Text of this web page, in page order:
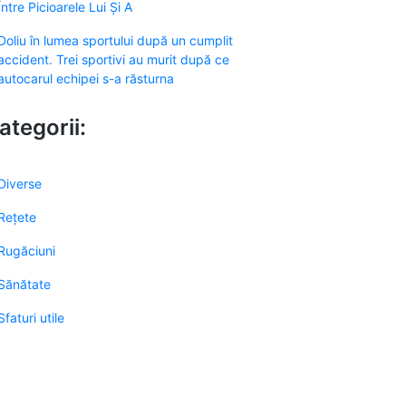
Picioarele Lui Și A
în lumea sportului după un cumplit
Trei sportivi au murit după ce
echipei s-a răsturna
utile